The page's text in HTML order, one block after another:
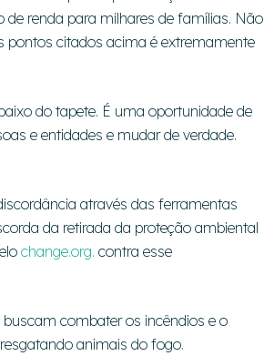
renda para milhares de famílias. Não
pontos citados acima é extremamente
do tapete. É uma oportunidade de
e entidades e mudar de verdade.
através das ferramentas
da retirada da proteção ambiental
change.org. contra esse
combater os incêndios e o
animais do fogo.